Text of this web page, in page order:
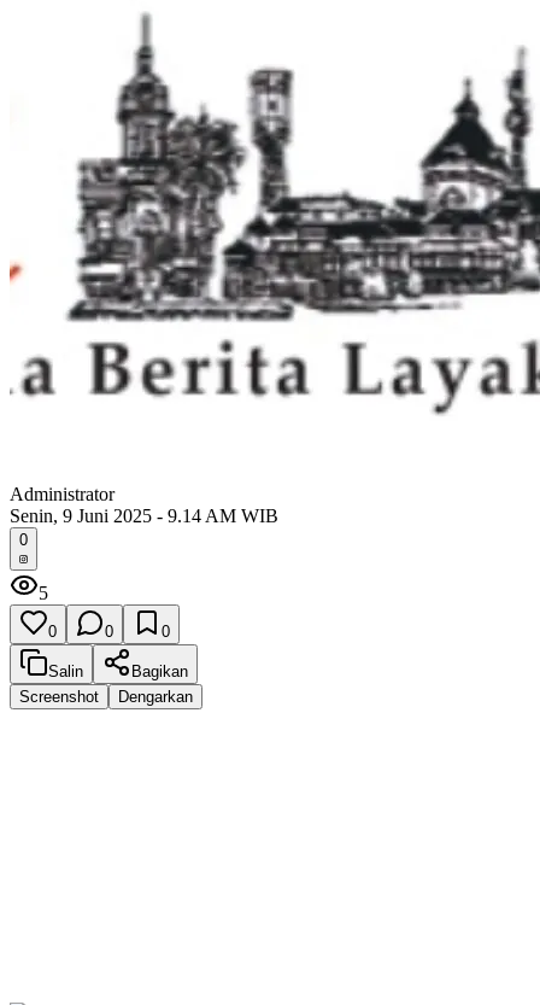
Administrator
Senin, 9 Juni 2025 - 9.14 AM WIB
0
5
0 0 0
Salin
Bagikan
Screenshot
Dengarkan